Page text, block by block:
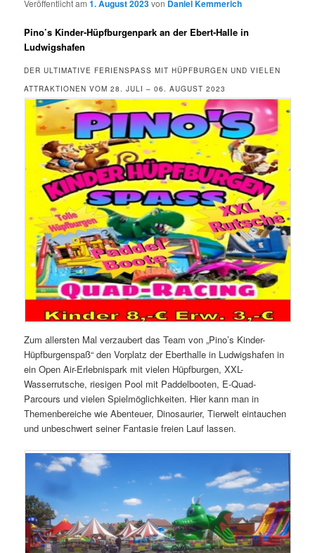
Veröffentlicht am1. August 2023von Daniel Kemmerich
Pino’s Kinder-Hüpfburgenpark an der Ebert-Halle in
Ludwigshafen
DER ULTIMATIVE FERIENSPASS MIT HÜPFBURGEN UND VIELEN A
TTRAKTIONEN VOM 28. JULI – 06. AUGUST 2023
Zum allersten Mal verzaubert das Team von „Pino’s Kinder-
Hüpfburgenspaß“ den Vorplatz der Eberthalle in Ludwigshafen in
ein Open Air-Erlebnispark mit vielen Hüpfburgen, XXL-
Wasserrutsche, riesigen Pool mit Paddelbooten, E-Quad-
Parcours und vielen Spielmöglichkeiten. Hier kann man in
Themenbereiche wie Abenteuer, Dinosaurier, Tierwelt eintauchen
und unbeschwert seiner Fantasie freien Lauf lassen.